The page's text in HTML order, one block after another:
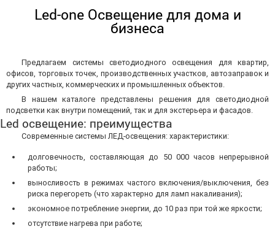
Led-one Освещение для дома и
бизнеса
Предлагаем системы светодиодного освещения для квартир,
офисов, торговых точек, производственных участков, автозаправок и
других частных, коммерческих и промышленных объектов.
В нашем каталоге представлены решения для светодиодной
подсветки как внутри помещений, так и для экстерьера и фасадов.
Led освещение: преимущества
Современные системы ЛЕД-освещения: характеристики:
долговечность, составляющая до 50 000 часов непрерывной
работы;
выносливость в режимах частого включения/выключения, без
риска перегореть (что характерно для ламп накаливания);
экономное потребление энергии, до 10 раз при той же яркости;
отсутствие нагрева при работе;